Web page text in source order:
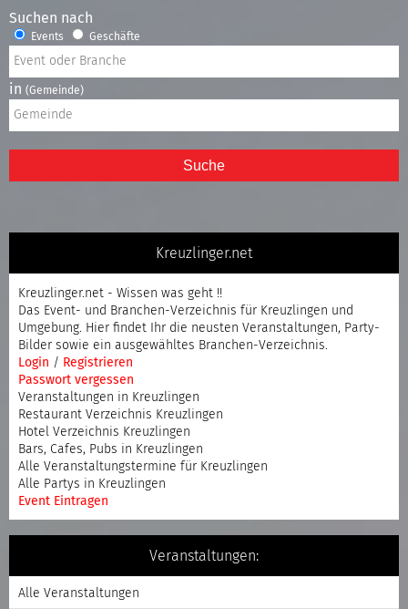
Suchen nach
Events Geschäfte
in (Gemeinde)
Suche
Kreuzlinger.net
Kreuzlinger.net - Wissen was geht !!
Das Event- und Branchen-Verzeichnis für Kreuzlingen und
Umgebung. Hier findet Ihr die neusten Veranstaltungen, Party-
Bilder sowie ein ausgewähltes Branchen-Verzeichnis.
Login / Registrieren
Passwort vergessen
Veranstaltungen in Kreuzlingen
Restaurant Verzeichnis Kreuzlingen
Hotel Verzeichnis Kreuzlingen
Bars, Cafes, Pubs in Kreuzlingen
Alle Veranstaltungstermine für Kreuzlingen
Alle Partys in Kreuzlingen
Event Eintragen
Veranstaltungen:
Alle Veranstaltungen